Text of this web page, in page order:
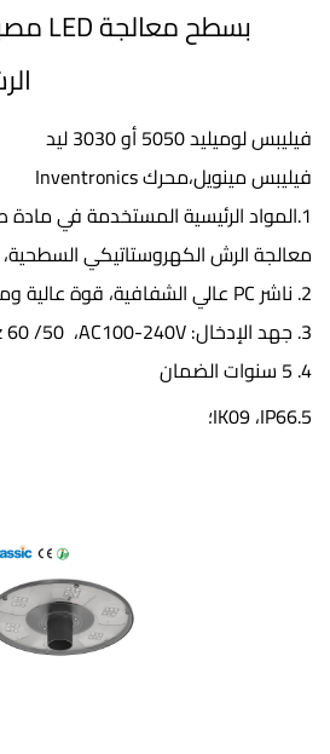
فيليبسلوميليد أو
ليد
فيليبسمينويل،محركInventronics
1.الموادالرئيسيةالمستخدمةفيمادة
معالجةالرشالكهروستاتيكيالسطحية،
2. ناشرPCعاليالشفافية، قوةعالية
3. جهدالإدخال:
AC100-240V،
4.
سنوات الضمان
5.
IP66،IK09؛